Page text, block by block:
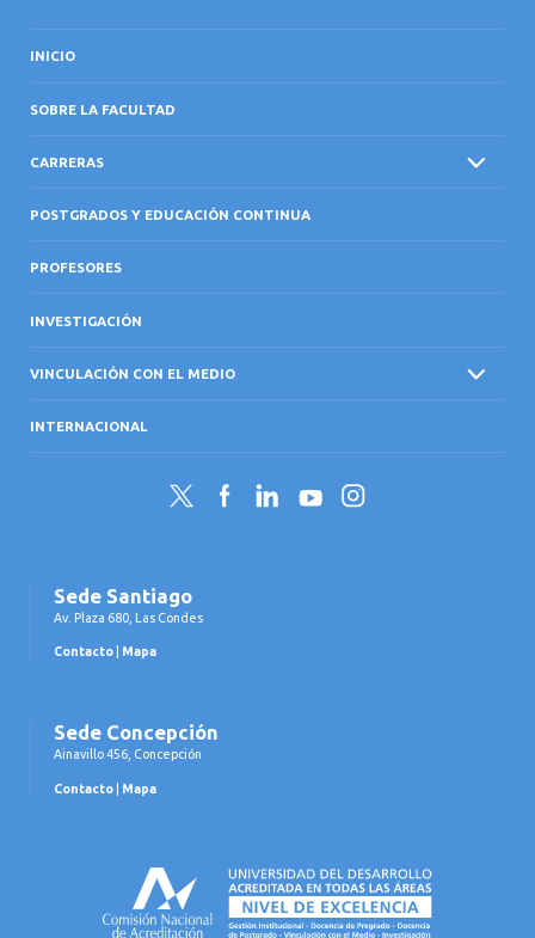
INICIO
SOBRE LA FACULTAD
CARRERAS
POSTGRADOS Y EDUCACIÓN CONTINUA
PROFESORES
INVESTIGACIÓN
VINCULACIÓN CON EL MEDIO
INTERNACIONAL
Twitter FacebookLinkedInYouTubeInstagram
Sede Santiago
Av. Plaza 680, Las Condes
Contacto Mapa
Sede Concepción
Ainavillo 456, Concepción
Contacto Mapa